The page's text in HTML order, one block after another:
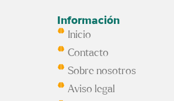
Información
Inicio
Contacto
Sobre nosotros
Aviso legal